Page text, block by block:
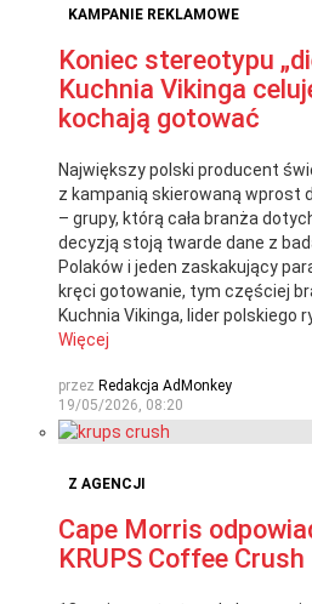
KAMPANIE REKLAMOWE
Koniec stereotypu
Kuchnia Vikinga
kochają gotować
Największy polski producent
z kampanią skierowaną wprost
– grupy, którą cała branża
decyzją stoją twarde dane z
Polaków i jeden zaskakujący
kręci gotowanie, tym częściej
Kuchnia Vikinga, lider polskiego
Więcej
przez Redakcja AdMonkey
19/05/2026, 08:20
Z AGENCJI
Cape Morris
KRUPS Coffee Crush